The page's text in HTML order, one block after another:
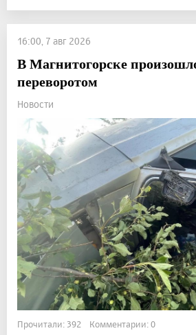
16:00, 7 авг 2026
В Магнитогорске
переворотом
Новости
Прочитали: 392 Комментарии: 0